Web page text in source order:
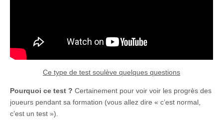
Ce type de test soulève quelques questions
Pourquoi ce test ? Certainement pour voir voir les progrès des
joueurs pendant sa formation (vous allez dire « c’est normal,
c’est un test »).